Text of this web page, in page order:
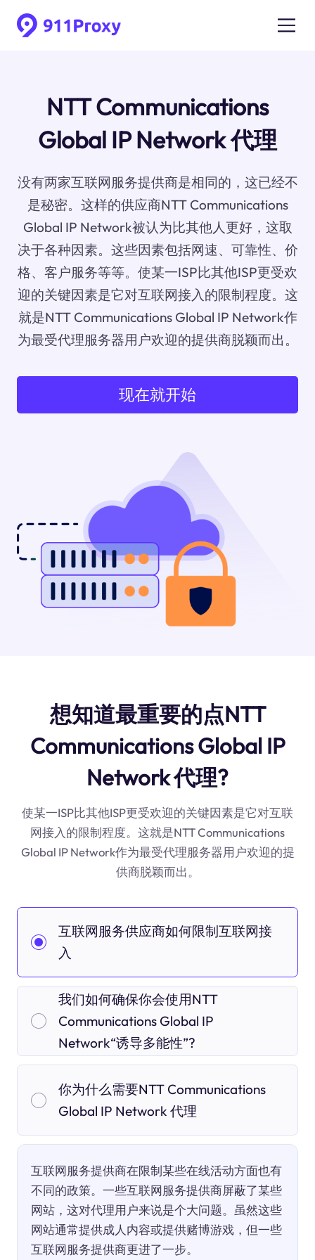
NTT Communications
Global IP Network 代理
没有两家互联网服务提供商是相同的，这已经不
是秘密。这样的供应商NTT Communications
Global IP Network被认为比其他人更好，这取
决于各种因素。这些因素包括网速、可靠性、价
格、客户服务等等。使某一ISP比其他ISP更受欢
迎的关键因素是它对互联网接入的限制程度。这
就是NTT Communications Global IP Network作
为最受代理服务器用户欢迎的提供商脱颖而出。
现在就开始
想知道最重要的点NTT
Communications Global IP
Network 代理?
使某一ISP比其他ISP更受欢迎的关键因素是它对互联
网接入的限制程度。这就是NTT Communications
Global IP Network作为最受代理服务器用户欢迎的提
供商脱颖而出。
互联网服务供应商如何限制互联网接
入
我们如何确保你会使用NTT
Communications Global IP
Network“诱导多能性”?
你为什么需要NTT Communications
Global IP Network 代理
互联网服务提供商在限制某些在线活动方面也有
不同的政策。一些互联网服务提供商屏蔽了某些
网站，这对代理用户来说是个大问题。虽然这些
网站通常提供成人内容或提供赌博游戏，但一些
互联网服务提供商更进了一步。